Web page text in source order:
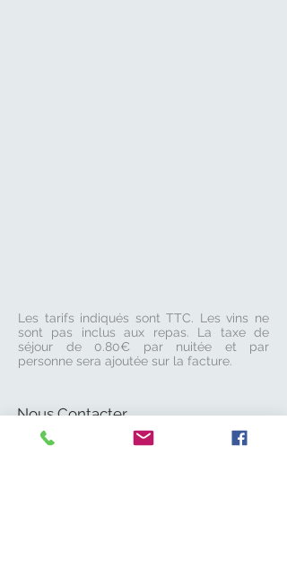
Les tarifs indiqués sont TTC. Les vins ne
sont pas inclus aux repas. La taxe de
séjour de 0.80€ par nuitée et par
personne sera ajoutée sur la facture.
Nous Contacter